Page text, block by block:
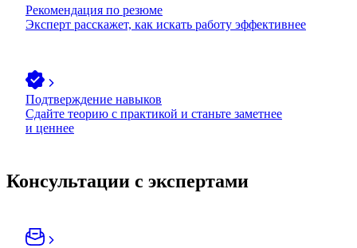
Рекомендация по резюме
Эксперт расскажет, как искать работу эффективнее
Подтверждение навыков
Сдайте теорию с практикой и станьте заметнее
и ценнее
Консультации с экспертами